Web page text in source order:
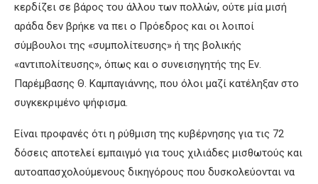
κερδίζει σε βάρος του άλλου των πολλών, ούτε μία μισή
αράδα δεν βρήκε να πει ο Πρόεδρος και οι λοιποί
σύμβουλοι της «συμπολίτευσης» ή της βολικής
«αντιπολίτευσης», όπως και ο συνεισηγητής της Εν.
Παρέμβασης Θ. Καμπαγιάννης, που όλοι μαζί κατέληξαν στο
συγκεκριμένο ψήφισμα.
Είναι προφανές ότι η ρύθμιση της κυβέρνησης για τις 72
δόσεις αποτελεί εμπαιγμό για τους χιλιάδες μισθωτούς και
αυτοαπασχολούμενους δικηγόρους που δυσκολεύονται να